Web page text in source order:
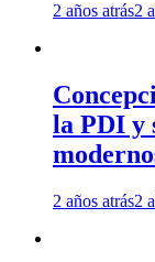
2 años atrás2
la PDI y
2 años atrás2